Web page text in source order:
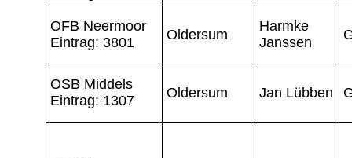
OFB Neermoor
Eintrag: 3801
Oldersum
Harmke
Janssen
OSB Middels
Eintrag: 1307
Oldersum Jan Lübben